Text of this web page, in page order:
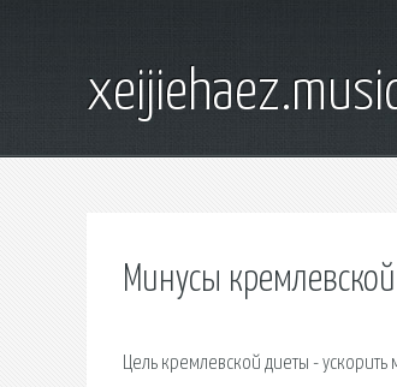
Минусы
Цель кремлевской диеты -